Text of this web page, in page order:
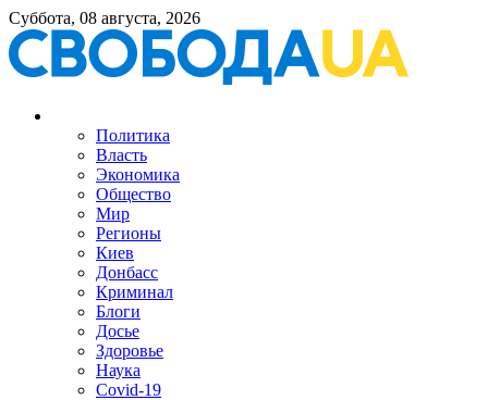
Суббота, 08 августа, 2026
Политика
Власть
Экономика
Общество
Мир
Регионы
Киев
Донбасс
Криминал
Блоги
Досье
Здоровье
Наука
Covid-19